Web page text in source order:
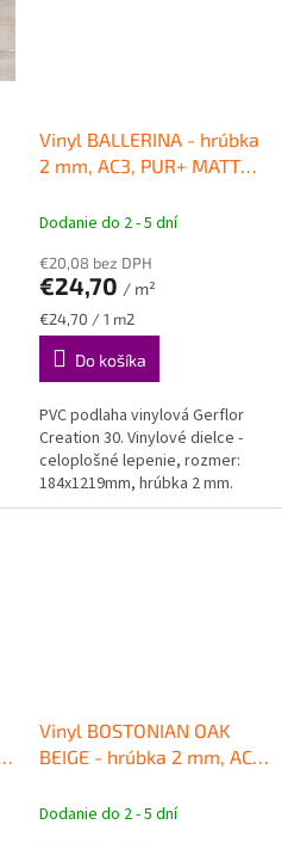
Vinyl BALLERINA - hrúbka
2 mm, AC3, PUR+ MATT
Gerflor
Dodanie do 2 - 5 dní
€20,08 bez DPH
€24,70 / m²
Jednotková
cena:
€24,70 / 1 m2
Do košíka
PVC podlaha vinylová Gerflor
Creation 30. Vinylové dielce -
celoplošné lepenie, rozmer:
184x1219mm, hrúbka 2 mm.
Vinyl BOSTONIAN OAK
BEIGE - hrúbka 2 mm, AC3,
PODLAHY Gerflor
Dodanie do 2 - 5 dní